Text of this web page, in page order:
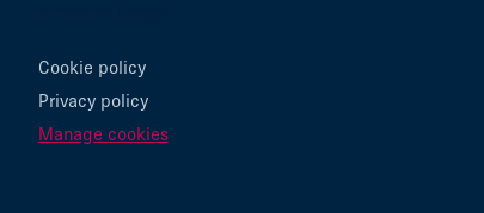
Cookie policy
Privacy policy
Manage cookies